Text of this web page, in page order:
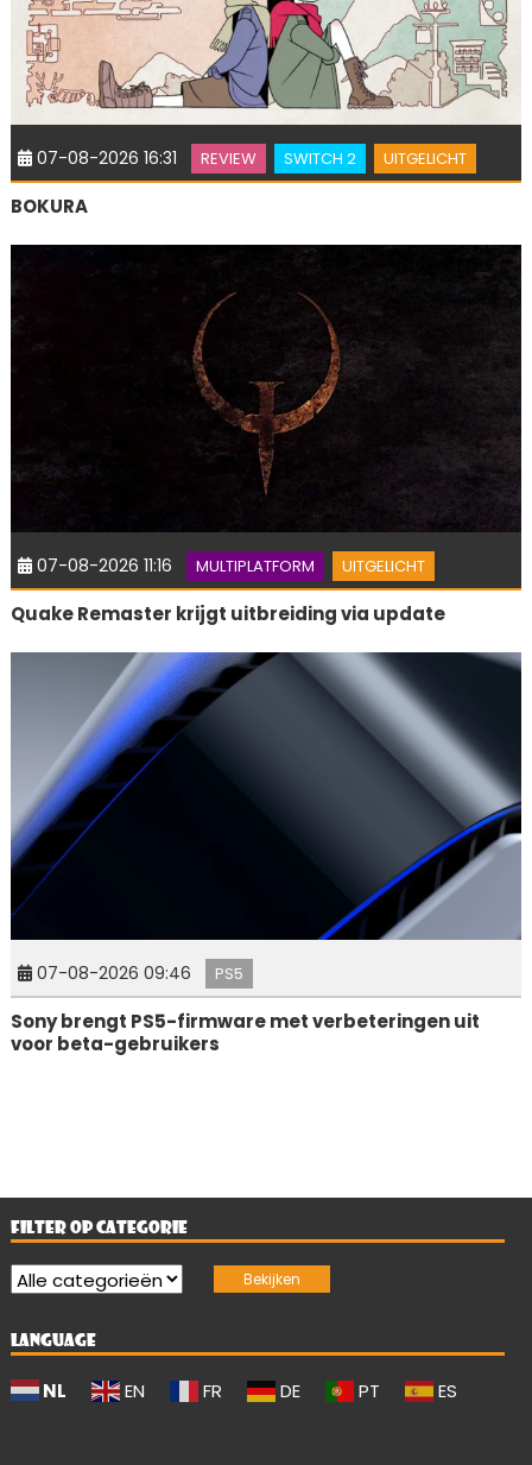
07-08-2026 16:31 REVIEW SWITCH 2 UITGELICHT
BOKURA
07-08-2026 11:16 MULTIPLATFORM UITGELICHT
Quake Remaster krijgt uitbreiding via update
07-08-2026 09:46 PS5
Sony brengt PS5-firmware met verbeteringen uit
voor beta-gebruikers
FILTER OP CATEGORIE
LANGUAGE
NL EN FR DE PT ES